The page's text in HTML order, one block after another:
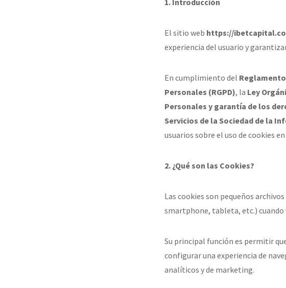
1. Introducción
El sitio web https://
experiencia del usuario y
En cumplimiento del Reglamento
Personales (RGPD), la Ley
Personales y garantía de los
Servicios de la Sociedad de la
usuarios sobre el uso de cookies
2. ¿Qué son las Cookies?
Las cookies son pequeños
smartphone, tableta, etc.) cuando
Su principal función es permitir
configurar una experiencia de
analíticos y de marketing.